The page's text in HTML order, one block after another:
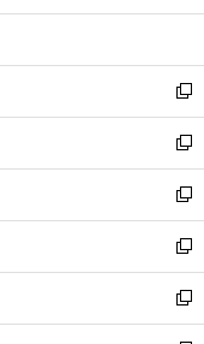
開
ウ
開
く
ン
ウ
で
開
く
ウ
ン
ド
ウ
で
開
く
新
し
い
ウ
ィ
ン
ド
ウ
で
開
新
し
い
ウ
ィ
ン
ド
ウ
新
し
い
ウ
ィ
ン
新
し
い
ウ
新
し